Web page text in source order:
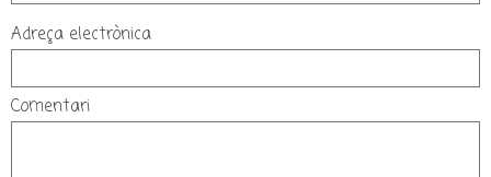
Adreça electrònica
Comentari